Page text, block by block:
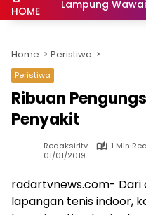
HOME Lampung Wawai
Home Peristiwa
Peristiwa
Ribuan
Penyakit
Redaksirltv
1 Min
01/01/2019
radartvnews.com- Dari
lapangan tenis indoor,